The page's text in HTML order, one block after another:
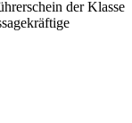
der Klasse